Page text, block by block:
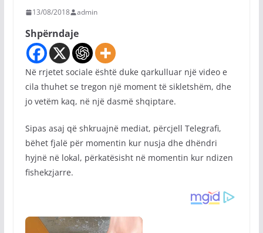
13/08/2018 admin
Shpërndaje
Në rrjetet sociale është duke qarkulluar një video e
cila thuhet se tregon një moment të sikletshëm, dhe
jo vetëm kaq, në një dasmë shqiptare.
Sipas asaj që shkruajnë mediat, përcjell Telegrafi,
bëhet fjalë për momentin kur nusja dhe dhëndri
hyjnë në lokal, përkatësisht në momentin kur ndizen
fishekzjarre.